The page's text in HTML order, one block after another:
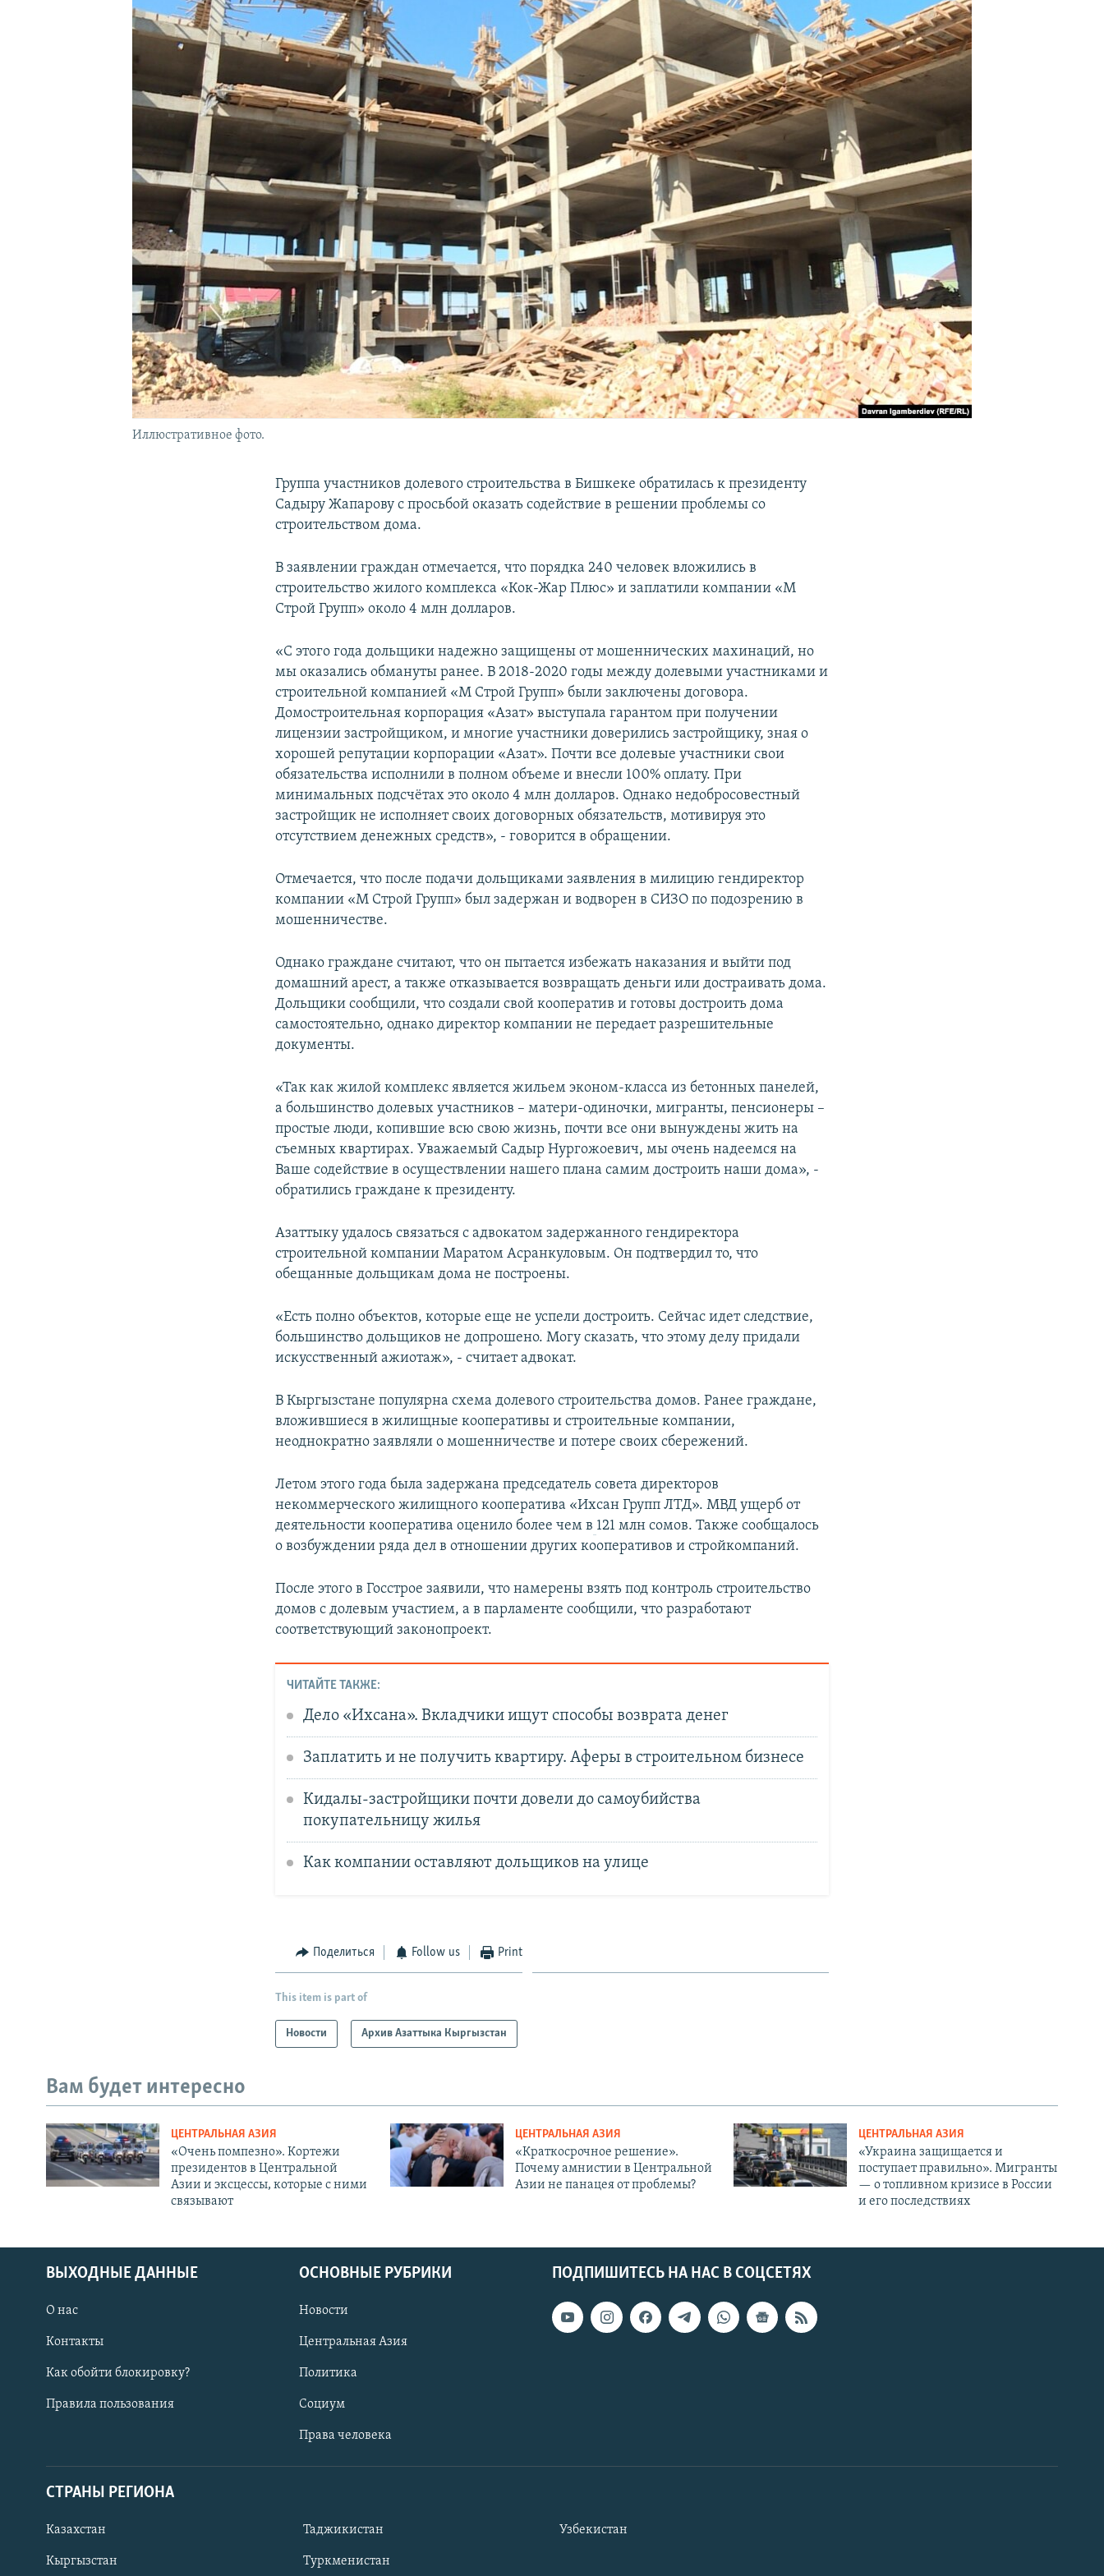
Иллюстративное фото.
Группа участников долевого строительства в Бишкеке обратилась к президенту
Садыру Жапарову с просьбой оказать содействие в решении проблемы со
строительством дома.
В заявлении граждан отмечается, что порядка 240 человек вложились в
строительство жилого комплекса «Кок-Жар Плюс» и заплатили компании «М
Строй Групп» около 4 млн долларов.
«С этого года дольщики надежно защищены от мошеннических махинаций, но
мы оказались обмануты ранее. В 2018-2020 годы между долевыми участниками и
строительной компанией «М Строй Групп» были заключены договора.
Домостроительная корпорация «Азат» выступала гарантом при получении
лицензии застройщиком, и многие участники доверились застройщику, зная о
хорошей репутации корпорации «Азат». Почти все долевые участники свои
обязательства исполнили в полном объеме и внесли 100% оплату. При
минимальных подсчётах это около 4 млн долларов. Однако недобросовестный
застройщик не исполняет своих договорных обязательств, мотивируя это
отсутствием денежных средств», - говорится в обращении.
Отмечается, что после подачи дольщиками заявления в милицию гендиректор
компании «М Строй Групп» был задержан и водворен в СИЗО по подозрению в
мошенничестве.
Однако граждане считают, что он пытается избежать наказания и выйти под
домашний арест, а также отказывается возвращать деньги или достраивать дома.
Дольщики сообщили, что создали свой кооператив и готовы достроить дома
самостоятельно, однако директор компании не передает разрешительные
документы.
«Так как жилой комплекс является жильем эконом-класса из бетонных панелей,
а большинство долевых участников – матери-одиночки, мигранты, пенсионеры –
простые люди, копившие всю свою жизнь, почти все они вынуждены жить на
съемных квартирах. Уважаемый Садыр Нургожоевич, мы очень надеемся на
Ваше содействие в осуществлении нашего плана самим достроить наши дома», -
обратились граждане к президенту.
Азаттыку удалось связаться с адвокатом задержанного гендиректора
строительной компании Маратом Асранкуловым. Он подтвердил то, что
обещанные дольщикам дома не построены.
«Есть полно объектов, которые еще не успели достроить. Сейчас идет следствие,
большинство дольщиков не допрошено. Могу сказать, что этому делу придали
искусственный ажиотаж», - считает адвокат.
В Кыргызстане популярна схема долевого строительства домов. Ранее граждане,
вложившиеся в жилищные кооперативы и строительные компании,
неоднократно заявляли о мошенничестве и потере своих сбережений.
Летом этого года была задержана председатель совета директоров
некоммерческого жилищного кооператива «Ихсан Групп ЛТД». МВД ущерб от
деятельности кооператива оценило более чем в 121 млн сомов. Также сообщалось
о возбуждении ряда дел в отношении других кооперативов и стройкомпаний.
После этого в Госстрое заявили, что намерены взять под контроль строительство
домов с долевым участием, а в парламенте сообщили, что разработают
соответствующий законопроект.
ЧИТАЙТЕ ТАКЖЕ:
Дело «Ихсана». Вкладчики ищут способы возврата денег
Заплатить и не получить квартиру. Аферы в строительном бизнесе
Кидалы-застройщики почти довели до самоубийства
покупательницу жилья
Как компании оставляют дольщиков на улице
Поделиться Follow us Print
This item is part of
Новости Архив Азаттыка Кыргызстан
Вам будет интересно
ЦЕНТРАЛЬНАЯ АЗИЯ
«Очень помпезно». Кортежи
президентов в Центральной
Азии и эксцессы, которые с ними
связывают
ЦЕНТРАЛЬНАЯ АЗИЯ
«Краткосрочное решение».
Почему амнистии в Центральной
Азии не панацея от проблемы?
ЦЕНТРАЛЬНАЯ АЗИЯ
«Украина защищается и
поступает правильно». Мигранты
— о топливном кризисе в России
и его последствиях
ПОДПИШИТЕСЬ НА НАС В СОЦСЕТЯХ
ВЫХОДНЫЕ ДАННЫЕ
О нас
Контакты
Как обойти блокировку?
Правила пользования
ОСНОВНЫЕ РУБРИКИ
Новости
Центральная Азия
Политика
Социум
Права человека
СТРАНЫ РЕГИОНА
Казахстан
Кыргызстан
Таджикистан
Туркменистан
Узбекистан